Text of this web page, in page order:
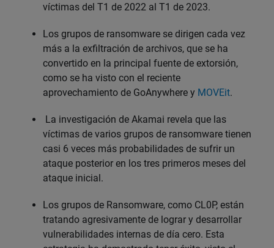
víctimas del T1 de 2022 al T1 de 2023.
Los grupos de ransomware se dirigen cada vez
más a la exfiltración de archivos, que se ha
convertido en la principal fuente de extorsión,
como se ha visto con el reciente
aprovechamiento de GoAnywhere y MOVEit.
La investigación de Akamai revela que las
víctimas de varios grupos de ransomware tienen
casi 6 veces más probabilidades de sufrir un
ataque posterior en los tres primeros meses del
ataque inicial.
Los grupos de Ransomware, como CL0P, están
tratando agresivamente de lograr y desarrollar
vulnerabilidades internas de día cero. Esta